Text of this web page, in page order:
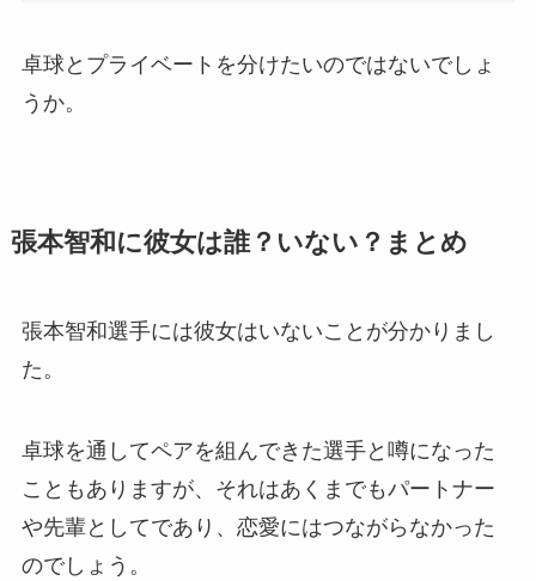
卓球とプライベートを分けたいのではないでしょ
うか。
張本智和に彼女は誰？いない？まとめ
張本智和選手には彼女はいないことが分かりまし
た。
卓球を通してペアを組んできた選手と噂になった
こともありますが、それはあくまでもパートナー
や先輩としてであり、恋愛にはつながらなかった
のでしょう。